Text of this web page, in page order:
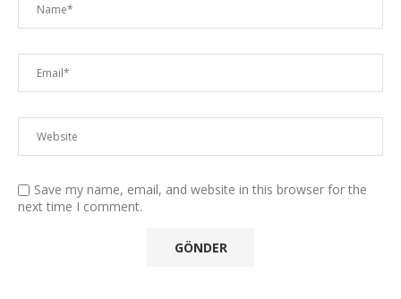
Save my name, email, and website in this browser for the
next time I comment.